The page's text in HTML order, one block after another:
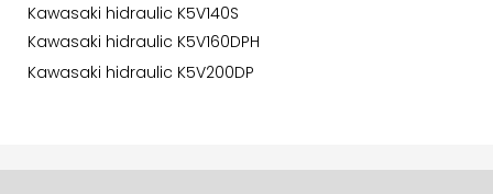
Kawasaki hidraulic K5V140S
Kawasaki hidraulic K5V160DPH
Kawasaki hidraulic K5V200DP